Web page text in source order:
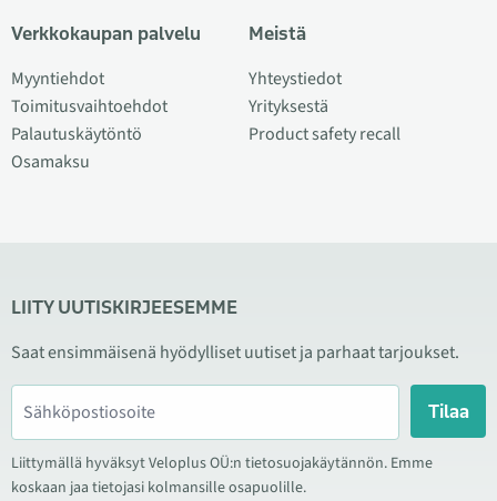
Verkkokaupan palvelu
Myyntiehdot
Toimitusvaihtoehdot
Palautuskäytöntö
Osamaksu
Meistä
Yhteystiedot
Yrityksestä
Product safety recall
LIITY UUTISKIRJEESEMME
Saat ensimmäisenä hyödylliset uutiset ja parhaat tarjoukset.
Tilaa
Liittymällä hyväksyt Veloplus OÜ:n tietosuojakäytännön. Emme
koskaan jaa tietojasi kolmansille osapuolille.